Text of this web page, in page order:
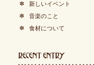
新しいイベント
音楽のこと
食材について